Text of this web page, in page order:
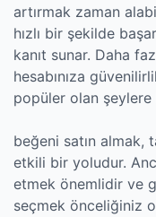
artırmak zaman
hızlı bir şekilde
kanıt sunar. Daha
hesabınıza
popüler olan şeylere
beğeni satın almak,
etkili bir yoludur.
etmek önemlidir ve
seçmek önceliğiniz